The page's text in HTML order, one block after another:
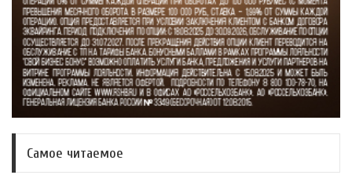
Самое читаемое